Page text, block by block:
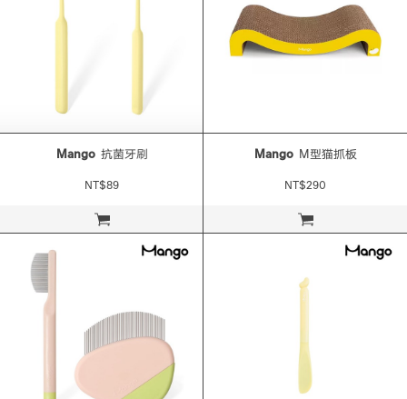
立即購買
Mango 抗菌牙刷
NT$89
立即購買
Mango M型猫抓板
NT$290